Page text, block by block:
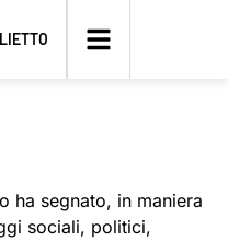
ha segnato, in maniera
sociali, politici,